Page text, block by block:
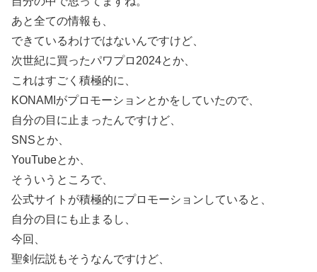
あと全ての情報も、
できているわけではないんですけど、
次世紀に買ったパワプロ2024とか、
これはすごく積極的に、
KONAMIがプロモーションとかをしていたので、
自分の目に止まったんですけど、
SNSとか、
YouTubeとか、
そういうところで、
公式サイトが積極的にプロモーションしていると、
自分の目にも止まるし、
今回、
聖剣伝説もそうなんですけど、